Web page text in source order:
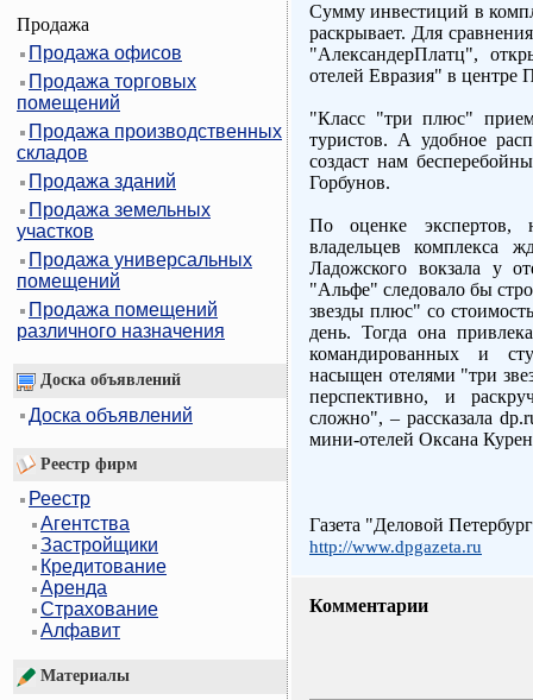
Продажа
Продажа офисов
Продажа торговых
помещений
Продажа производственных
складов
Продажа зданий
Продажа земельных
участков
Продажа универсальных
помещений
Продажа помещений
различного назначения
Доска объявлений
Доска объявлений
Реестр фирм
Реестр
Агентства
Застройщики
Кредитование
Аренда
Страхование
Алфавит
Материалы
Сумму инвестиций в
раскрывает. Для
"АлександерПлатц",
отелей Евразия" в центре
"Класс "три плюс"
туристов. А удобное
создаст нам
Горбунов.
По оценке экспертов,
владельцев комплекса
Ладожского вокзала у
"Альфе" следовало бы
звезды плюс" со
день. Тогда она
командированных и
насыщен отелями "три
перспективно, и
сложно", – рассказала
мини-отелей Оксана
Газета "Деловой
http://www.dpgazeta.ru
Комментарии